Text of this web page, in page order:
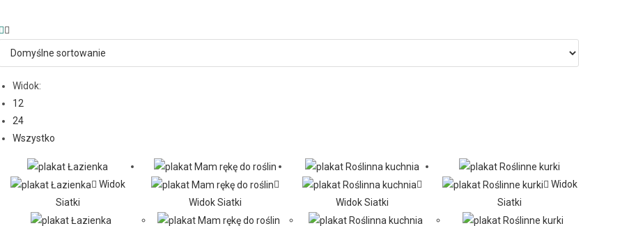
Widok:
12
24
Wszystko
Widok
Siatki
Widok Siatki Widok Siatki
Widok
Siatki